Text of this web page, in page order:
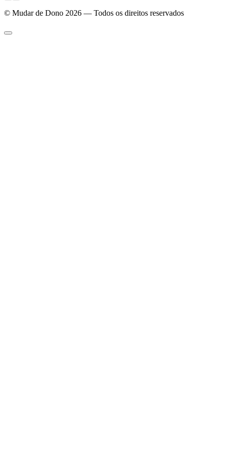
© Mudar de Dono 2026 — Todos os direitos reservados